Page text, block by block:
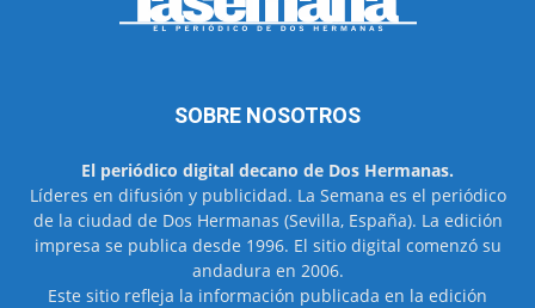
SOBRE NOSOTROS
El periódico digital decano de Dos Hermanas.
Líderes en difusión y publicidad. La Semana es el periódico
de la ciudad de Dos Hermanas (Sevilla, España). La edición
impresa se publica desde 1996. El sitio digital comenzó su
andadura en 2006.
Este sitio refleja la información publicada en la edición